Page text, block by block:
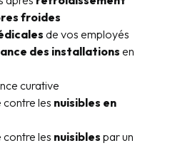
froides
de vos employés
des installations en
curative
contre les nuisibles en
contre les nuisibles par un